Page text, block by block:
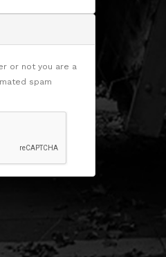
or not you are a
spam